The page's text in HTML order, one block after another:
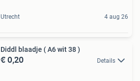
Utrecht 4 aug 26
Diddl blaadje ( A6 wit 38 )
€ 0,20 Details